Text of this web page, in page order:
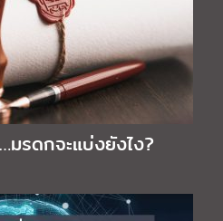
มรดกจะแบ่งยังไง?